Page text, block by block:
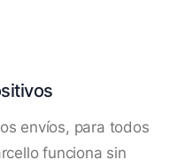
envíos, para todos
funciona sin